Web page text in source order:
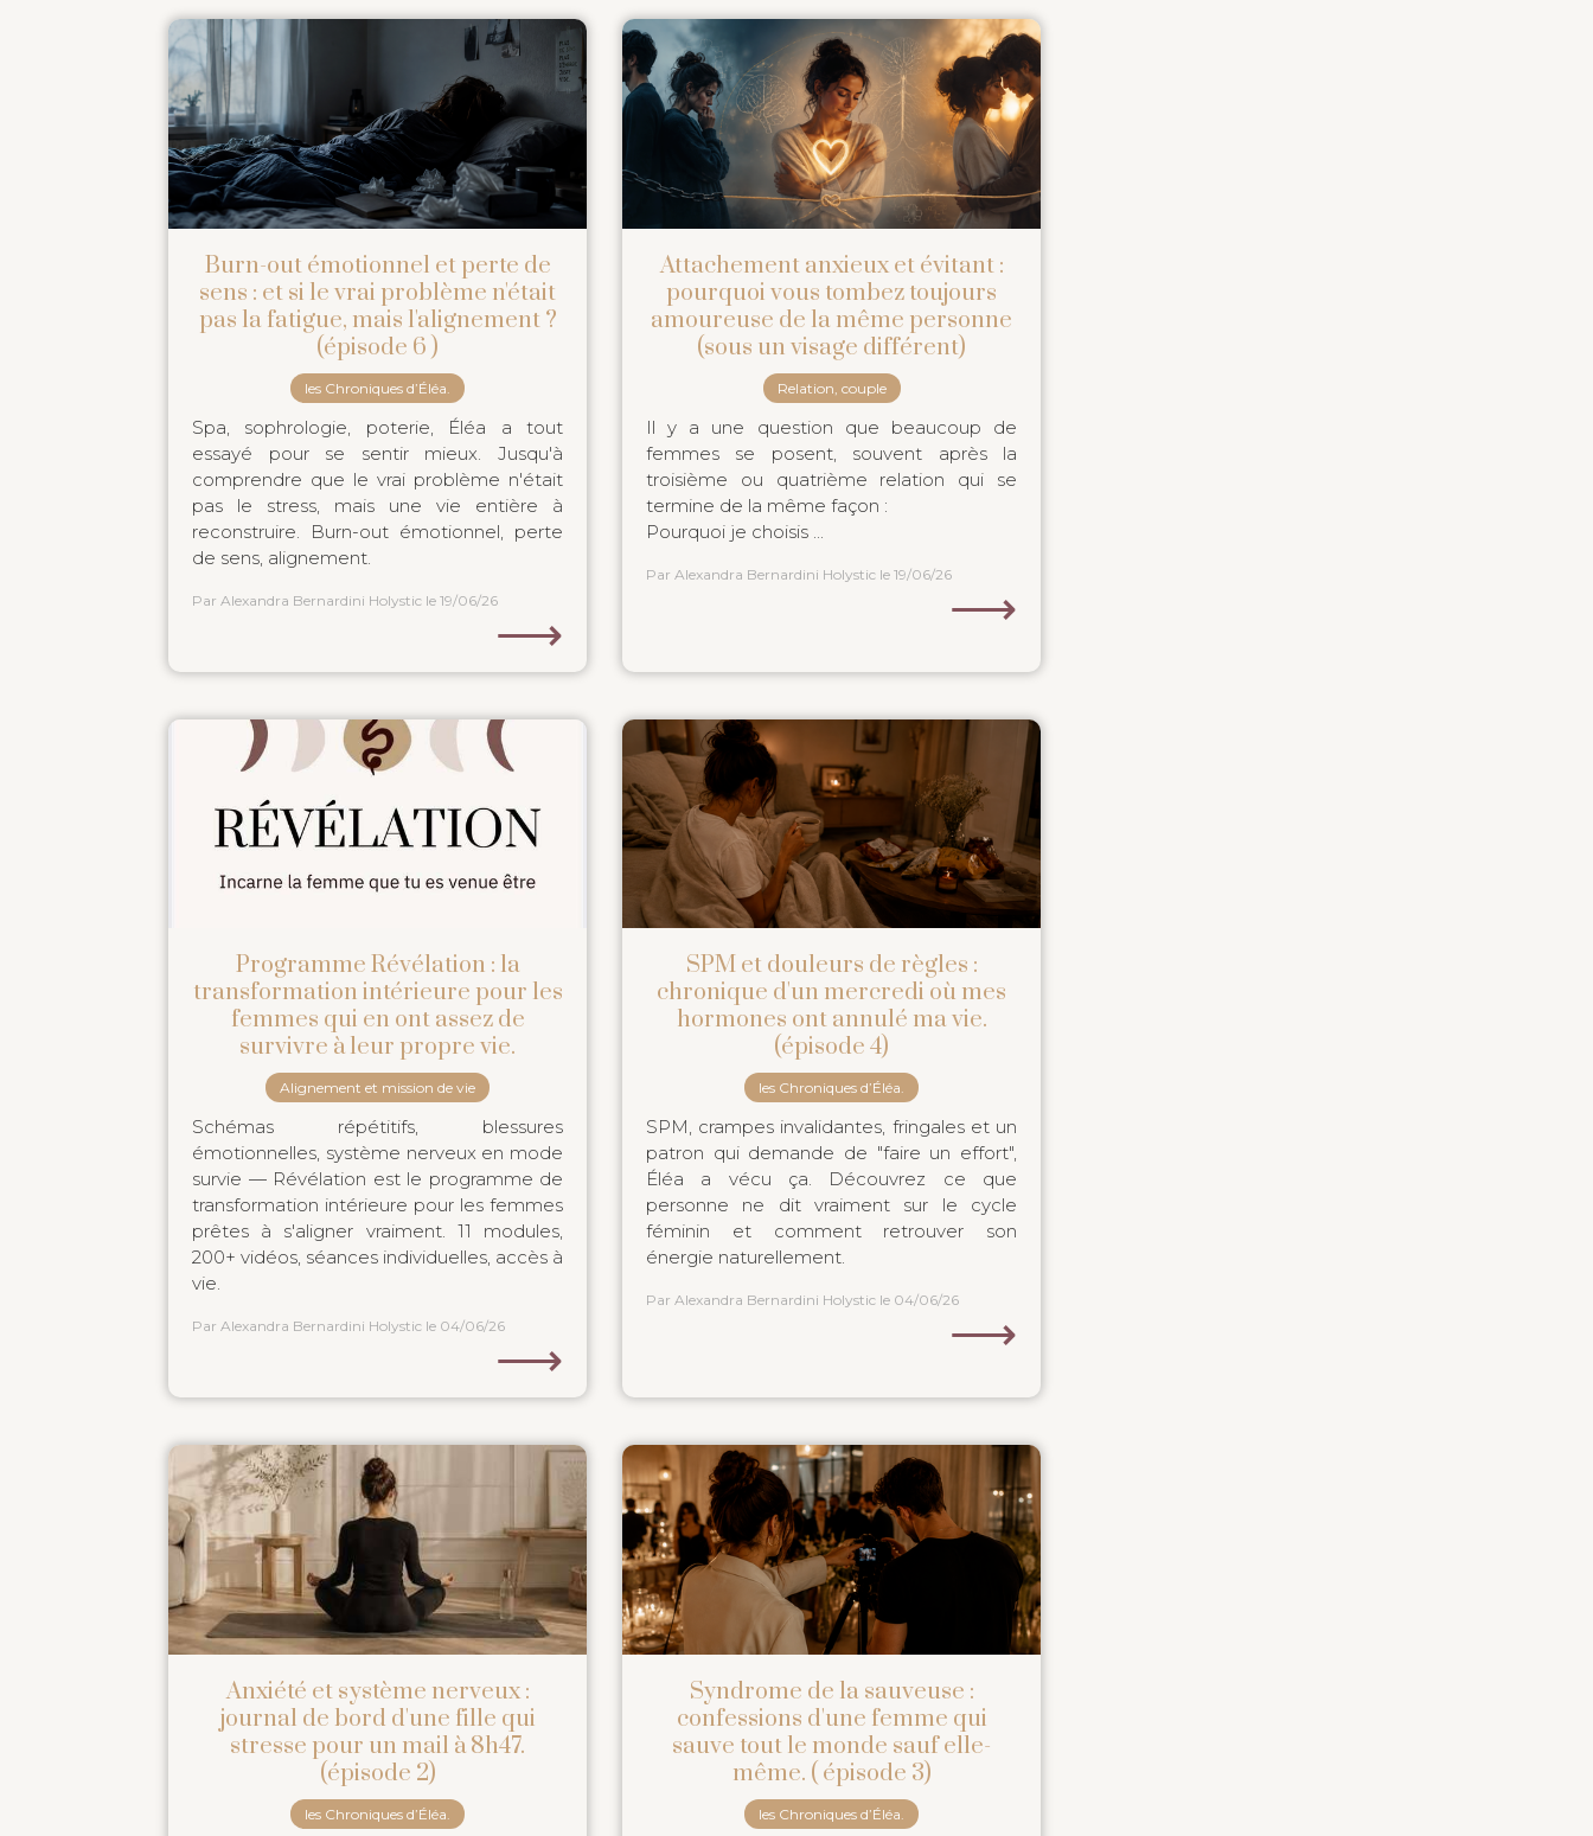
Burn-out émotionnel et perte de
sens : et si le vrai problème n'était
pas la fatigue, mais l'alignement ?
(épisode 6 )
les Chroniques d’Éléa.
Spa, sophrologie, poterie, Éléa a tout
essayé pour se sentir mieux. Jusqu'à
comprendre que le vrai problème n'était
pas le stress, mais une vie entière à
reconstruire. Burn-out émotionnel, perte
de sens, alignement.
Par Alexandra Bernardini Holystic le 19/06/26
⟶
Attachement anxieux et évitant :
pourquoi vous tombez toujours
amoureuse de la même personne
(sous un visage différent)
Relation, couple
Il y a une question que beaucoup de
femmes se posent, souvent après la
troisième ou quatrième relation qui se
termine de la même façon :
Pourquoi je choisis ...
Par Alexandra Bernardini Holystic le 19/06/26
⟶
Programme Révélation : la
transformation intérieure pour les
femmes qui en ont assez de
survivre à leur propre vie.
Alignement et mission de vie
Schémas répétitifs, blessures
émotionnelles, système nerveux en mode
survie — Révélation est le programme de
transformation intérieure pour les femmes
prêtes à s'aligner vraiment. 11 modules,
200+ vidéos, séances individuelles, accès à
vie.
Par Alexandra Bernardini Holystic le 04/06/26
⟶
SPM et douleurs de règles :
chronique d'un mercredi où mes
hormones ont annulé ma vie.
(épisode 4)
les Chroniques d’Éléa.
SPM, crampes invalidantes, fringales et un
patron qui demande de "faire un effort",
Éléa a vécu ça. Découvrez ce que
personne ne dit vraiment sur le cycle
féminin et comment retrouver son
énergie naturellement.
Par Alexandra Bernardini Holystic le 04/06/26
⟶
Anxiété et système nerveux :
journal de bord d'une fille qui
stresse pour un mail à 8h47.
(épisode 2)
les Chroniques d’Éléa.
Syndrome de la sauveuse :
confessions d'une femme qui
sauve tout le monde sauf elle-
même. ( épisode 3)
les Chroniques d’Éléa.